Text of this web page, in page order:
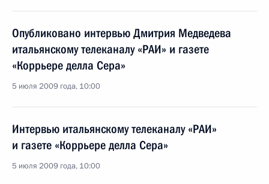
Опубликовано интервью Дмитрия Медведева
итальянскому телеканалу «РАИ» и газете
«Коррьере делла Сера»
5 июля 2009 года, 10:00
Интервью итальянскому телеканалу «РАИ»
и газете «Коррьере делла Сера»
5 июля 2009 года, 10:00